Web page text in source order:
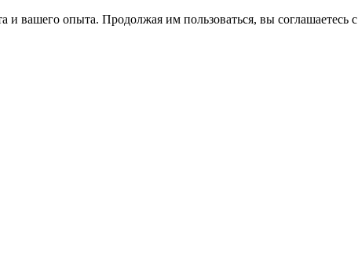
вашего опыта. Продолжая им пользоваться, вы соглашаетесь с